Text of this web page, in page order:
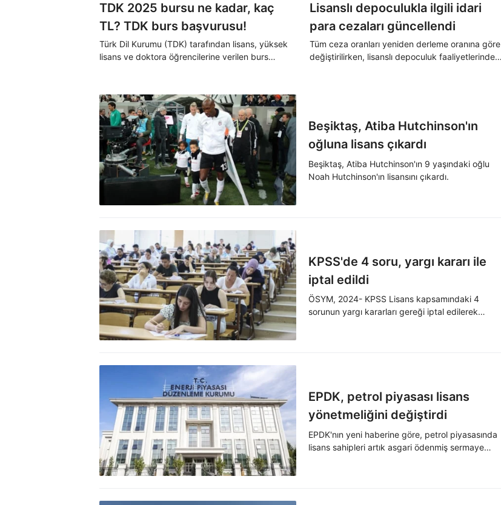
TDK 2025 bursu ne kadar, kaç
TL? TDK burs başvurusu!
Türk Dil Kurumu (TDK) tarafından lisans, yüksek
lisans ve doktora öğrencilerine verilen burs
burs miktarları...
Lisanslı depoculukla ilgili idari
para cezaları güncellendi
Tüm ceza oranları yeniden derleme oranına göre
değiştirilirken, lisanslı depoculuk faaliyetlerinde
Beşiktaş, Atiba Hutchinson'ın
oğluna lisans çıkardı
Beşiktaş, Atiba Hutchinson'ın 9 yaşındaki oğlu
Noah Hutchinson'ın lisansını çıkardı.
KPSS'de 4 soru, yargı kararı ile
iptal edildi
ÖSYM, 2024- KPSS Lisans kapsamındaki 4
sorunun yargı kararları gereği iptal edilerek
EPDK, petrol piyasası lisans
yönetmeliğini değiştirdi
EPDK'nın yeni haberine göre, petrol piyasasında
lisans sahipleri artık asgari ödenmiş sermaye